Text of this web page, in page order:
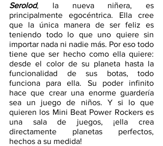
Serolod, la nueva niñera, es
principalmente egocéntrica. Ella cree
que la única manera de ser feliz es
teniendo todo lo que uno quiere sin
importar nada ni nadie más. Por eso todo
tiene que ser hecho como ella quiere:
desde el color de su planeta hasta la
funcionalidad de sus botas, todo
funciona para ella. Su poder infinito
hace que crear una enorme guardería
sea un juego de niños. Y si lo que
quieren los Mini Beat Power Rockers es
una sala de juegos, ¡ella crea
directamente planetas perfectos,
hechos a su medida!